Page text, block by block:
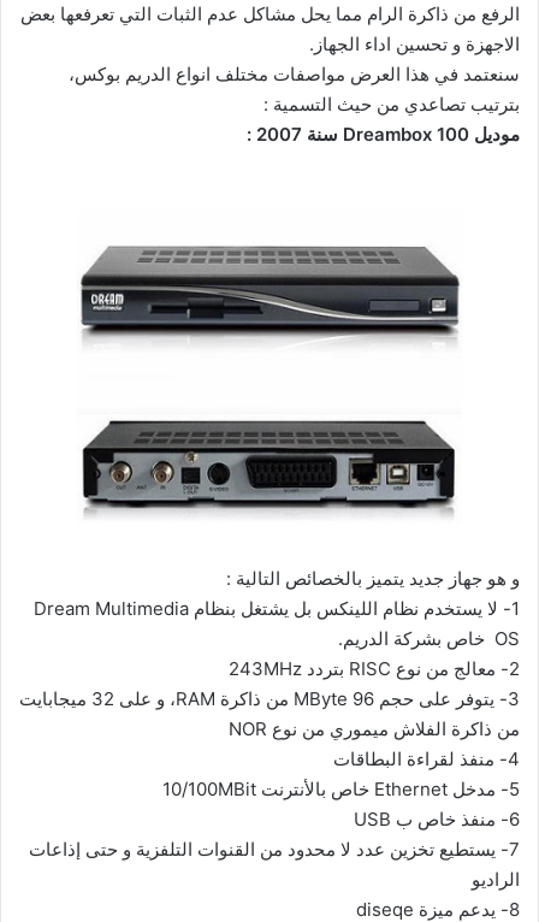
الرفع من ذاكرة الرام مما يحل مشاكل عدم الثبات التي تعرفعها بعض
الاجهزة و تحسين اداء الجهاز.
سنعتمد في هذا العرض مواصفات مختلف انواع الدريم بوكس،
بترتيب تصاعدي من حيث التسمية :
موديل Dreambox 100 سنة 2007 :
و هو جهاز جديد يتميز بالخصائص التالية :
1-
لا يستخدم نظام اللينكس بل يشتغل بنظام Dream Multimedia
OS خاص بشركة الدريم.
2-
معالج من نوع RISC بتردد 243MHz
3-
يتوفر على حجم 96 MByte من ذاكرة RAM، و على 32 ميجابايت
من ذاكرة الفلاش ميموري من نوع NOR
4-
منفذ لقراءة البطاقات
5-
مدخل Ethernet خاص بالأنترنت 10/100MBit
6-
منفذ خاص ب USB
7-
يستطيع تخزين عدد لا محدود من القنوات التلفزية و حتى إذاعات
الراديو
8-
يدعم ميزة diseqe